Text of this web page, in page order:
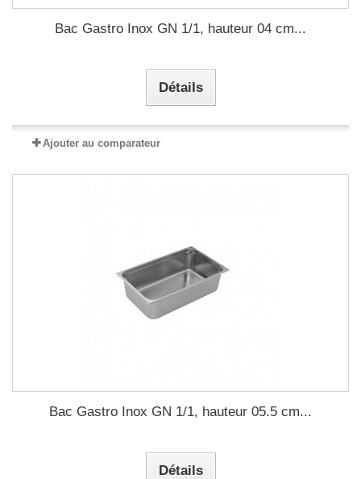
Bac Gastro Inox GN 1/1, hauteur 04 cm...
Détails
Ajouter au comparateur
Bac Gastro Inox GN 1/1, hauteur 05.5 cm...
Détails